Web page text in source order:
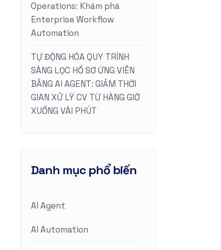
Operations: Khám phá
Enterprise Workflow
Automation
TỰ ĐỘNG HÓA QUY TRÌNH
SÀNG LỌC HỒ SƠ ỨNG VIÊN
BẰNG AI AGENT: GIẢM THỜI
GIAN XỬ LÝ CV TỪ HÀNG GIỜ
XUỐNG VÀI PHÚT
Danh mục phổ biến
AI Agent
AI Automation